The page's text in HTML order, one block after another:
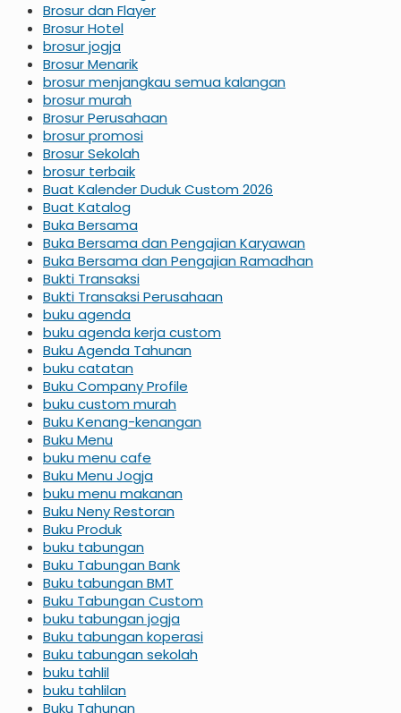
Brosur dan Flayer
Brosur Hotel
brosur jogja
Brosur Menarik
brosur menjangkau semua kalangan
brosur murah
Brosur Perusahaan
brosur promosi
Brosur Sekolah
brosur terbaik
Buat Kalender Duduk Custom 2026
Buat Katalog
Buka Bersama
Buka Bersama dan Pengajian Karyawan
Buka Bersama dan Pengajian Ramadhan
Bukti Transaksi
Bukti Transaksi Perusahaan
buku agenda
buku agenda kerja custom
Buku Agenda Tahunan
buku catatan
Buku Company Profile
buku custom murah
Buku Kenang-kenangan
Buku Menu
buku menu cafe
Buku Menu Jogja
buku menu makanan
Buku Neny Restoran
Buku Produk
buku tabungan
Buku Tabungan Bank
Buku tabungan BMT
Buku Tabungan Custom
buku tabungan jogja
Buku tabungan koperasi
Buku tabungan sekolah
buku tahlil
buku tahlilan
Buku Tahunan